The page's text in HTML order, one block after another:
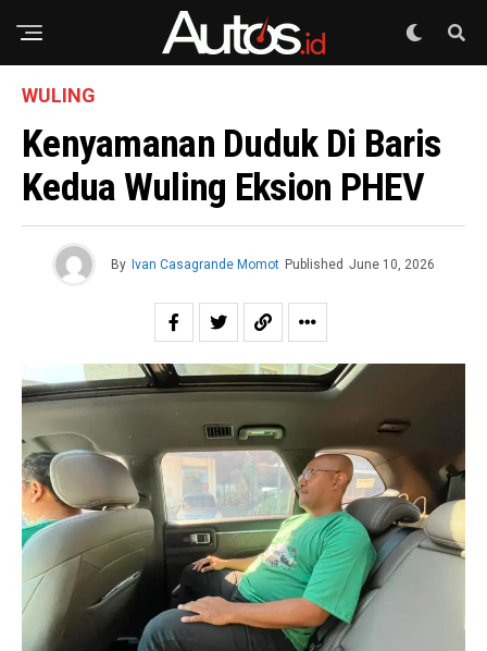
WULING
Kenyamanan Duduk Di Baris
Kedua Wuling Eksion PHEV
By Ivan Casagrande Momot Published June 10, 2026